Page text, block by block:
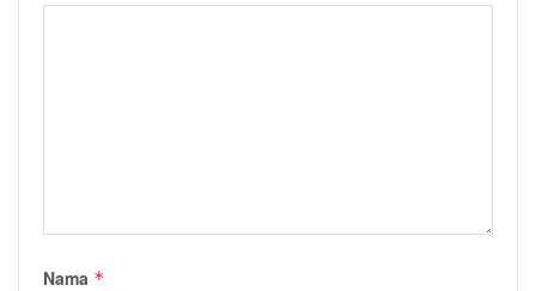
Nama *